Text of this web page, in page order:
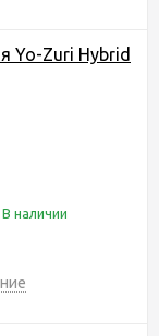
Yo-Zuri Hybrid
В наличии